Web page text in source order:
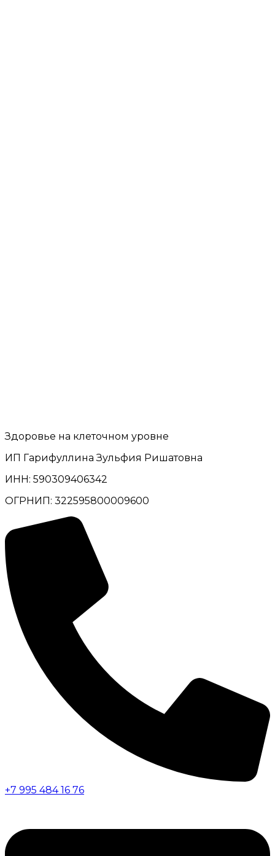
Здоровье на клеточном уровне
ИП Гарифуллина Зульфия Ришатовна
ИНН: 590309406342
ОГРНИП: 322595800009600
+7 995 484 16 76